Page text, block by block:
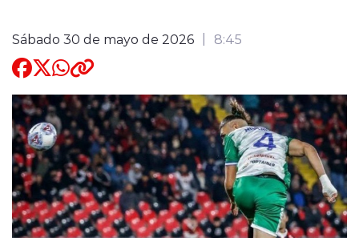
Sábado 30 de mayo de 2026 8:45